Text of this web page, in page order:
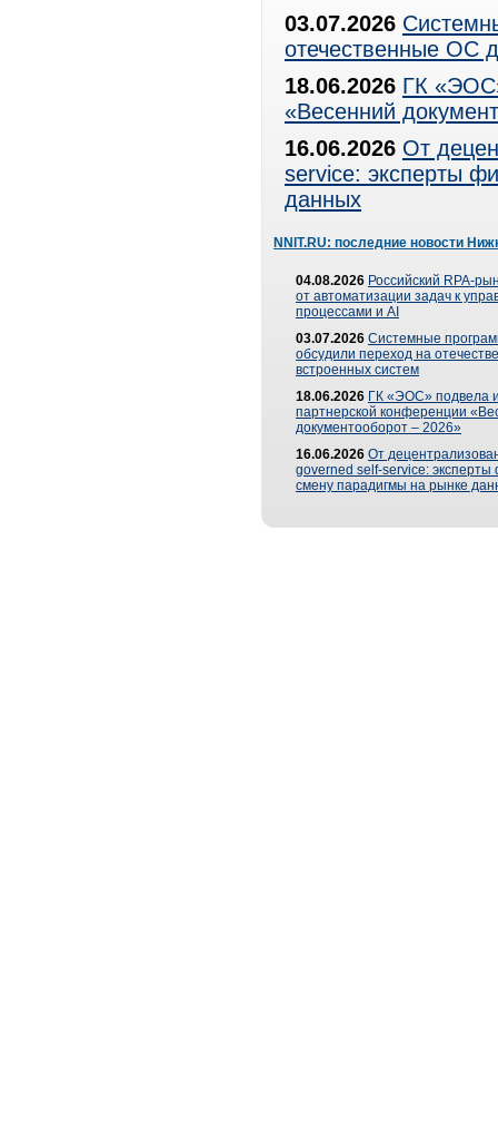
03.07.2026
отечественные ОС
18.06.2026 ГК
«Весенний
16.06.2026 От
service: эксперты
данных
NNIT.RU: последние новости
04.08.2026 Российский RPA-
от автоматизации задач к
процессами и AI
03.07.2026 Системные
обсудили переход на
встроенных систем
18.06.2026 ГК «ЭОС» подвела
партнерской конференции
документооборот – 2026»
16.06.2026 От
governed self-service: эксперты
смену парадигмы на рынке